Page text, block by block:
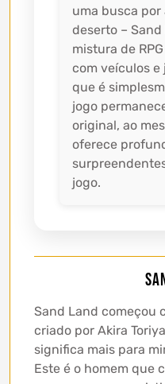
uma busca por
deserto –
mistura de
com veículos
que é
jogo
original, ao
oferece
jogo.
Sand Land começou
criado por Akira
significa mais para
Este é o homem que